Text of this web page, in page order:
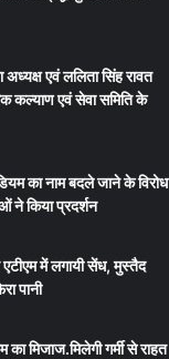
एवं ललिता सिंह रावत
कल्याण एवं सेवा समिति के
का नाम बदले जाने के विरोध
ने किया प्रदर्शन
एटीएम में लगायी सेंध, मुस्तैद
पानी
मिजाज.मिलेगी गर्मी से राहत